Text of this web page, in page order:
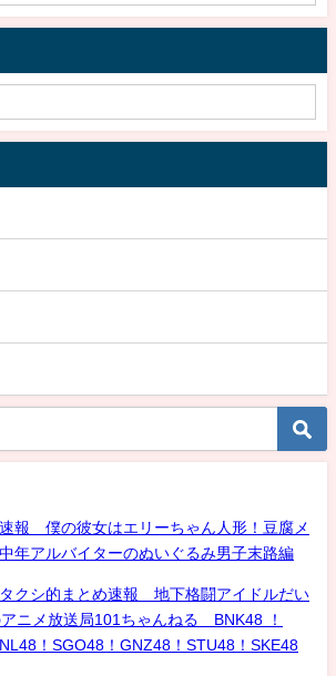
報 僕の彼女はエリーちゃん人形！豆腐メ
年アルバイターのぬいぐるみ男子末路編
クシ的まとめ速報 地下格闘アイドルだい
ニメ放送局101ちゃんねる BNK48 ！
！SGO48！GNZ48！STU48！SKE48